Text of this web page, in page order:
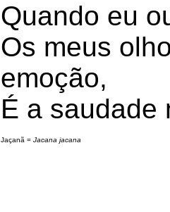
Quando eu
Os meus
emoção,
É a saudade
Jaçanã = Jacana jacana